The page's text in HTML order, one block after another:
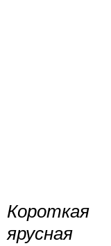
Короткая
ярусная